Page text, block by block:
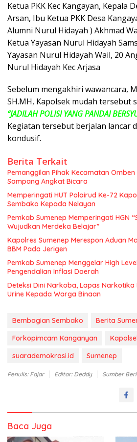
Ketua PKK Kec Kangayan, Kepala
Arsan, Ibu Ketua PKK Desa
Alumni Nurul Hidayah ) Akhmad
Ketua Yayasan Nurul Hidayah
Yayasan Nurul Hidayah Wail, 20
Nurul Hidayah Kec Arjasa
Sebelum mengakhiri wawancara,
SH.MH, Kapolsek mudah tersebut
“JADILAH POLISI YANG PANDAI
Kegiatan tersebut berjalan lancar
kondusif.
Berita Terkait
Pemanggilan Pihak Kecamatan Omben
Sampang Angkat Bicara
Memperingati HUT Polairud Ke-72
Sembako Kepada Nelayan
Pemkab Sumenep Memperingati HGN
Wujudkan Merdeka Belajar”
Kapolres Sumenep Merespon Aduan
BBM Pada Jerigen
Pemkab Sumenep Menggelar High
Pengendalian Inflasi Daerah
Deteksi Dini Narkoba, Lapas Narkotika
Urine Kepada Warga Binaan
Bembagian Sembako
Berita
Forkopimcam Kanganyan
suarademokrasi.id
Sumenep
Penulis: Fajar Editor: Deddy Sumber
Baca Juga